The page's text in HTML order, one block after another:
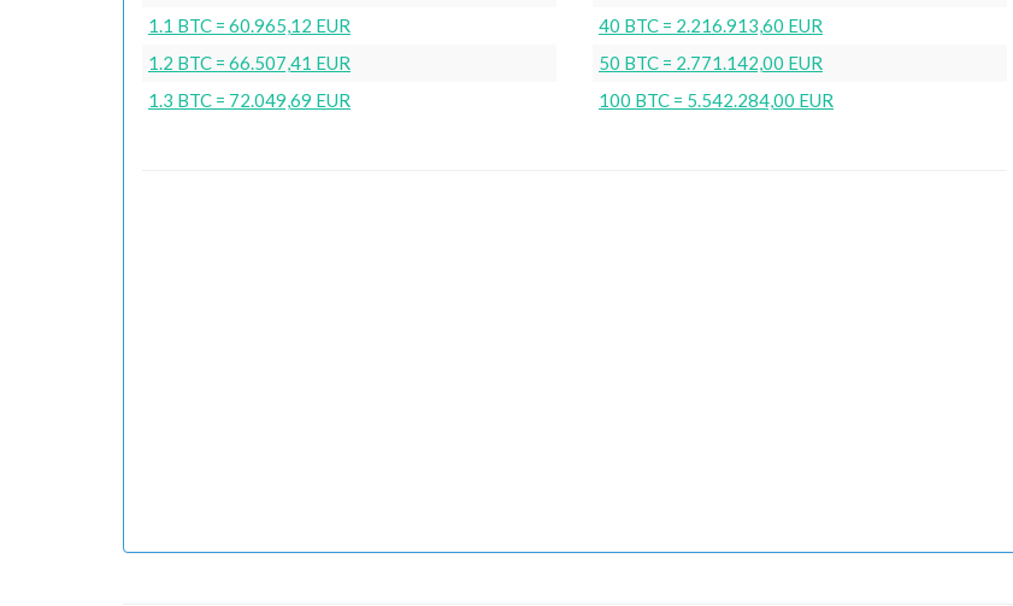
1.1 BTC = 60.965,12 EUR
1.2 BTC = 66.507,41 EUR
1.3 BTC = 72.049,69 EUR
40 BTC = 2.216.913,60 EUR
50 BTC = 2.771.142,00 EUR
100 BTC = 5.542.284,00 EUR